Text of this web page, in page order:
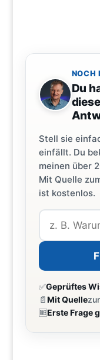
NOCH
Du
Stell sie
einfällt. Du
meinen über
Mit Quelle
ist kostenlos.
✅Geprüftes
📄Mit Quelle
🆓Erste Frage